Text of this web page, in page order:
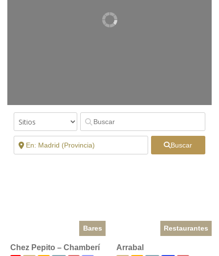
Buscar
Bares
Chez Pepito – Chamberí
Restaurantes
Arrabal